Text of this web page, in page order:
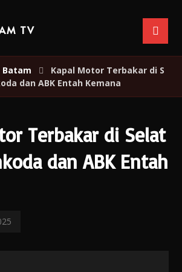
TV
Batam
Kapal Motor Terbakar di S
dan ABK Entah Kemana
Terbakar di Selat
dan ABK Entah